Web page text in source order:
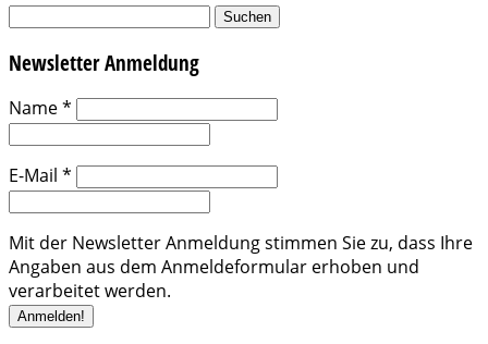
Suchen
Newsletter Anmeldung
Name*
E-Mail *
Mit der Newsletter Anmeldung stimmen Sie zu, dass Ihre
Angaben aus dem Anmeldeformular erhoben und
verarbeitet werden.